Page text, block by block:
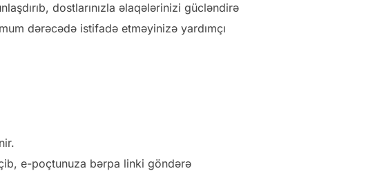
dostlarınızla əlaqələrinizi gücləndirə
dərəcədə istifadə etməyinizə yardımçı
e-poçtunuza bərpa linki göndərə